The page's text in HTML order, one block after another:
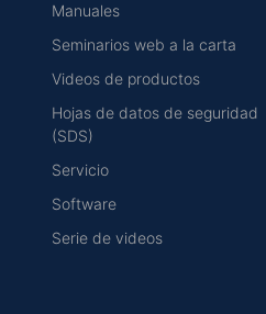
Manuales
Seminarios web a la carta
Videos de productos
Hojas de datos de seguridad
(SDS)
Servicio
Software
Serie de videos